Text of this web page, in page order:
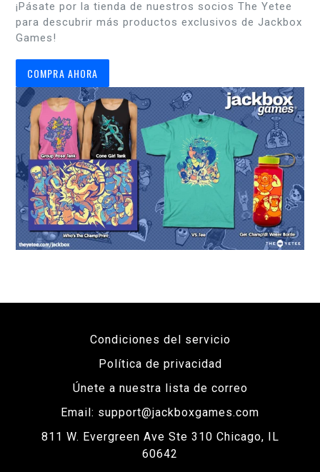
¡Pásate por la tienda de nuestros socios The Yetee
para descubrir más productos exclusivos de Jackbox
Games!
COMPRA AHORA
Condiciones del servicio
Política de privacidad
Únete a nuestra lista de correo
Email: support@jackboxgames.com
811 W. Evergreen Ave Ste 310 Chicago, IL
60642